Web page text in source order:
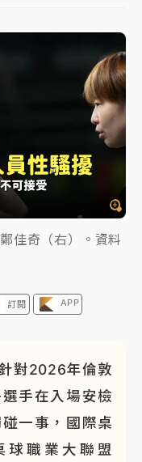
獲利成長6%
洗錢遭收押 戴手銬
股票「關禁閉」天
高為元致歉：機會
4縣市大雨特報、各
下半年續旺指
佳奇（右）。資料
訂閱 APP
對2026年倫敦
手在入場安檢
一事，國際桌
球職業大聯盟